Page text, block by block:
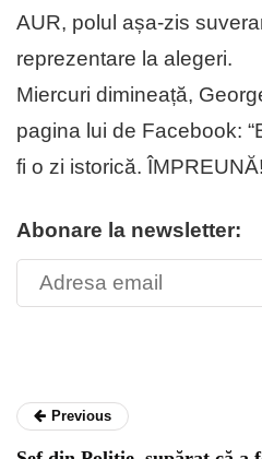
AUR, polul așa-zis
reprezentare la alegeri.
Miercuri dimineață,
pagina lui de Facebook:
fi o zi istorică.
Abonare la newsletter:
Previous